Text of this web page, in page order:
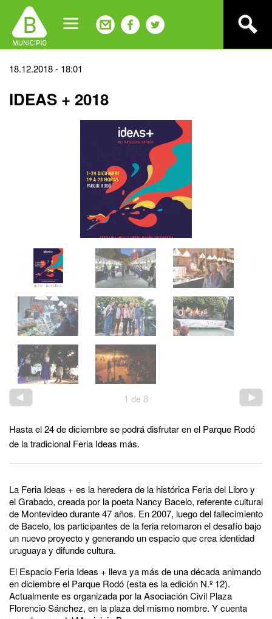
navigation
Back
top
18.12.2018 - 18:01
IDEAS + 2018
1 de 8
Hasta el 24 de diciembre se podrá disfrutar en el Parque Rodó
de la tradicional Feria Ideas más.
La Feria Ideas + es la heredera de la histórica Feria del Libro y
el Grabado, creada por la poeta Nancy Bacelo, referente cultural
de Montevideo durante 47 años. En 2007, luego del fallecimiento
de Bacelo, los participantes de la feria retomaron el desafío bajo
un nuevo proyecto y generando un espacio que crea identidad
uruguaya y difunde cultura.
El Espacio Feria Ideas + lleva ya más de una década animando
en diciembre el Parque Rodó (esta es la edición N.º 12).
Actualmente es organizada por la Asociación Civil Plaza
Florencio Sánchez, en la plaza del mismo nombre. Y cuenta